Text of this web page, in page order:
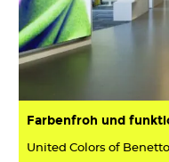
Farbenfroh und
United Colors of